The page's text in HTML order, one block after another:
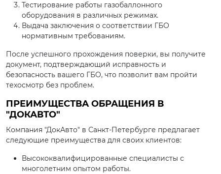
Тестирование работы газобаллонного
оборудования в различных режимах.
Выдача заключения о соответствии ГБО
нормативным требованиям.
После успешного прохождения поверки, вы получите
документ, подтверждающий исправность и
безопасность вашего ГБО, что позволит вам пройти
техосмотр без проблем.
ПРЕИМУЩЕСТВА ОБРАЩЕНИЯ В
"ДОКАВТО"
Компания "ДокАвто" в Санкт-Петербурге предлагает
следующие преимущества для своих клиентов:
Высококвалифицированные специалисты с
многолетним опытом работы.